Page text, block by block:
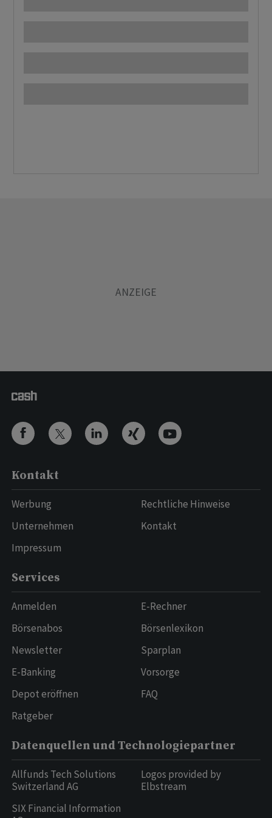
Kontakt
Werbung
Unternehmen
Impressum
Rechtliche Hinweise
Kontakt
Services
Anmelden
Börsenabos
Newsletter
E-Banking
Depot eröffnen
Ratgeber
E-Rechner
Börsenlexikon
Sparplan
Vorsorge
FAQ
Datenquellen und Technologiepartner
Allfunds Tech Solutions
Switzerland AG
SIX Financial Information
Logos provided by
Elbstream